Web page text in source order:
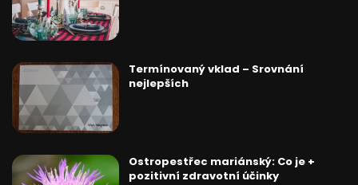
Termínovaný vklad – Srovnání
nejlepších
Ostropestřec mariánský: Co je +
pozitivní zdravotní účinky